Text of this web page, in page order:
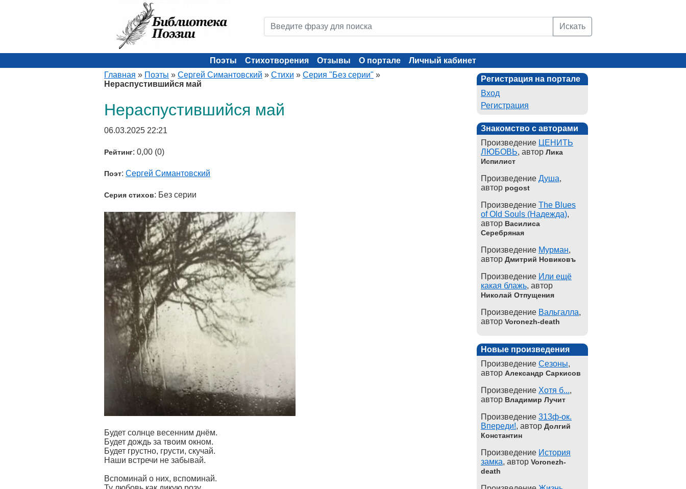
Искать
Поэты Стихотворения Отзывы О портале
Личный кабинет
Главная » Поэты » Сергей Симантовский » Стихи » Серия "Без серии" »
Нераспустившийся май
Нераспустившийся май
06.03.2025 22:21
Рейтинг: 0,00 (0)
Поэт: Сергей Симантовский
Серия стихов: Без серии
Будет солнце весенним днём.
Будет дождь за твоим окном.
Будет грустно, грусти, скучай.
Наши встречи не забывай.
Вспоминай о них, вспоминай.
Регистрация на портале
Вход
Регистрация
Знакомство с авторами
Произведение ЦЕНИТЬ
ЛЮБОВЬ, автор Лика
Испилист
Произведение Душа,
автор pogost
Произведение The Blues
of Old Souls (Надежда),
автор Василиса
Серебряная
Произведение Мурман,
автор Дмитрий Новиковъ
Произведение Или ещё
какая блажь, автор
Николай Отпущения
Произведение Вальгалла,
автор Voronezh-death
Новые произведения
Произведение Сезоны,
автор Александр Саркисов
Произведение Хотя б...,
автор Владимир Лучит
Произведение 313ф-ок.
Впереди!, автор Долгий
Константин
Произведение История
замка, автор Voronezh-
death